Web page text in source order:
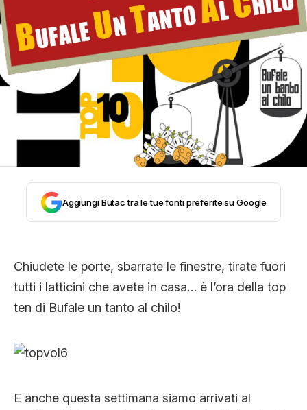
STORIA E CITAZIONI
INTRATTENIMENTO
COMPLOTTI, LEGGENDE URBANE ED
EVERGREEN
TRUFFE E SOCIAL NETWORK
CLIMA ED ENERGIA
CONTATTI
Aggiungi Butac tra le tue fonti preferite su Google
Chiudete le porte, sbarrate le finestre, tirate fuori
tutti i latticini che avete in casa… è l’ora della top
ten di Bufale un tanto al chilo!
E anche questa settimana siamo arrivati al